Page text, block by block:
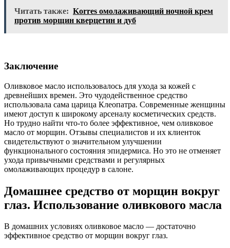
Читать также: Korres омолаживающий ночной крем
против морщин кверцетин и дуб
Заключение
Оливковое масло использовалось для ухода за кожей с
древнейших времен. Это чудодейственное средство
использовала сама царица Клеопатра. Современные женщины
имеют доступ к широкому арсеналу косметических средств.
Но трудно найти что-то более эффективное, чем оливковое
масло от морщин. Отзывы специалистов и их клиенток
свидетельствуют о значительном улучшении
функционального состояния эпидермиса. Но это не отменяет
ухода привычными средствами и регулярных
омолаживающих процедур в салоне.
Домашнее средство от морщин вокруг
глаз. Использование оливкового масла
В домашних условиях оливковое масло — достаточно
эффективное средство от морщин вокруг глаз.